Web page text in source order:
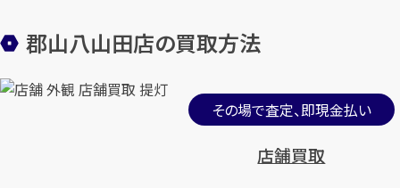
郡山八山田店の買取方法
その場で査定、即現金払い
店舗買取